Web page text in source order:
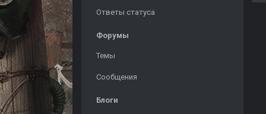
Ответы статуса
Форумы
Темы
Сообщения
Блоги